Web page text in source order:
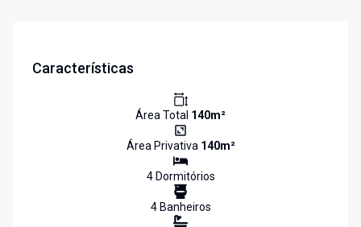
Características
Área Total 140m²
Área Privativa 140m²
4Dormitórios
4Banheiros